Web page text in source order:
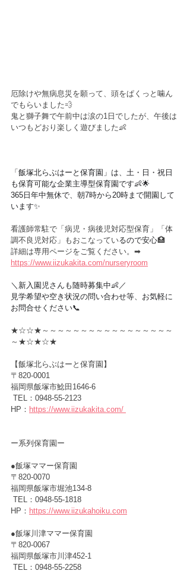
厄除けや無病息災を願って、頭をぱくっと噛ん
でもらいました💨
鬼と獅子舞で午前中は涙の1日でしたが、午後は
いつもどおり楽しく遊びました👶
「飯塚北らぶはーと保育園」は、土・日・祝日
も保育可能な企業主導型保育園です👶🌟
365日年中無休で、朝7時から20時まで開園して
います✨
看護師常駐で「病児・病後児対応型保育」「体
調不良児対応」もおこなっているので安心🏥
詳細は専用ページをご覧ください。➡︎
https://www.iizukakita.com/nurseryroom
＼新入園児さんも随時募集中👶／
見学希望や空き状況の問い合わせ等、お気軽に
お問合せください📞
★☆☆★～～～～～～～～～～～～～～～～～
～★☆★☆★
【飯塚北らぶはーと保育園】
〒820-0001
福岡県飯塚市鯰田1646-6
TEL：0948-55-2123
HP： https://www.iizukakita.com/
ー系列保育園ー
●飯塚ママー保育園
〒820-0070
福岡県飯塚市堀池134-8
TEL：0948-55-1818
HP： https://www.iizukahoiku.com
●飯塚川津ママー保育園
〒820-0067
福岡県飯塚市川津452-1
TEL：0948-55-2258